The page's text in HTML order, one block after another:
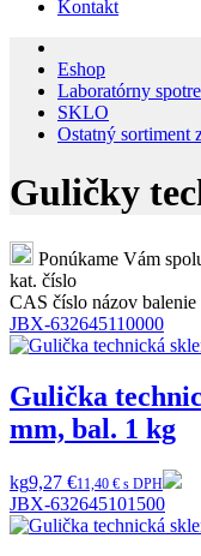
Kontakt
Eshop
Laboratórny
SKLO
Ostatný sortiment
Guličky
Ponúkame Vám
kat. číslo
CAS číslo názov balenie
JBX-632645110000
Gulička
mm, bal. 1 kg
kg9,27 €11,40 € s DPH
JBX-632645101500